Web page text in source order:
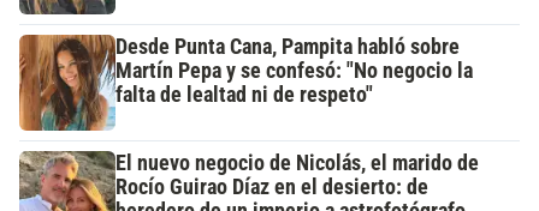
Desde Punta Cana, Pampita habló sobre
Martín Pepa y se confesó: "No negocio la
falta de lealtad ni de respeto"
El nuevo negocio de Nicolás, el marido de
Rocío Guirao Díaz en el desierto: de